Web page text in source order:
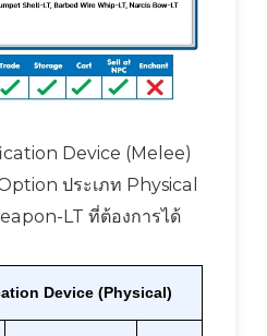
Device (Melee)
ประเภท Physical
LT ที่ต้องการได้
Device (Physical)